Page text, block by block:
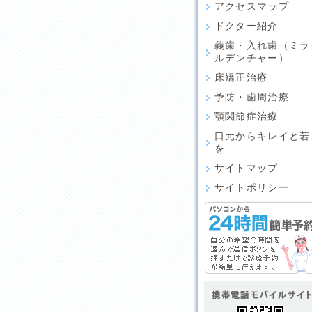
アクセスマップ
ドクター紹介
義歯・入れ歯（ミ
ルデンチャー）
床矯正治療
予防・歯周治療
顎関節症治療
口元からキレイと
を
サイトマップ
サイトポリシー